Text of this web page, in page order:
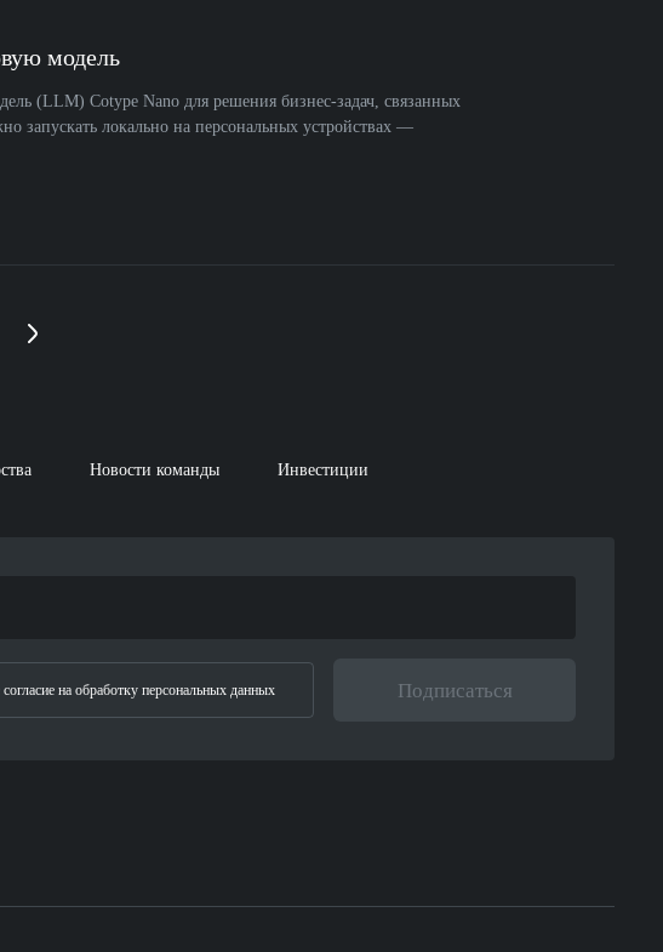
модель
(LLM) Cotype Nano для решения бизнес-задач, связанных
запускать локально на персональных устройствах —
Новости команды Инвестиции
согласие на обработку персональных данных Подписаться